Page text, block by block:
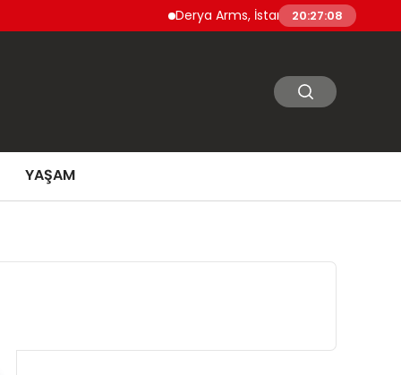
Derya Arms, İstanbul Prohunt 2026’da
20:27:09
YAŞAM